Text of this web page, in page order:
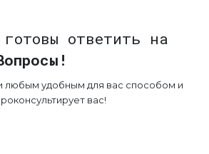
ответить на
любым удобным для вас способом и
вас!